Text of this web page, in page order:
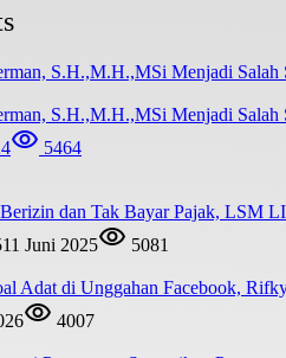
S.H.,M.H.,MSi Menjadi Salah
5464
dan Tak Bayar Pajak, LSM
11 Juni 2025
5081
Adat di Unggahan Facebook,
4007